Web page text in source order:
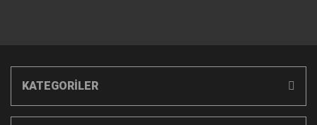
KATEGORİLER